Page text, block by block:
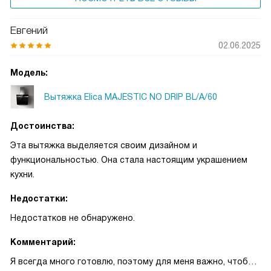
Евгений
02.06.2025
Модель:
Вытяжка Elica MAJESTIC NO DRIP BL/A/60
Достоинства:
Эта вытяжка выделяется своим дизайном и
функциональностью. Она стала настоящим украшением
кухни.
Недостатки:
Недостатков не обнаружено.
Комментарий:
Я всегда много готовлю, поэтому для меня важно, чтобы